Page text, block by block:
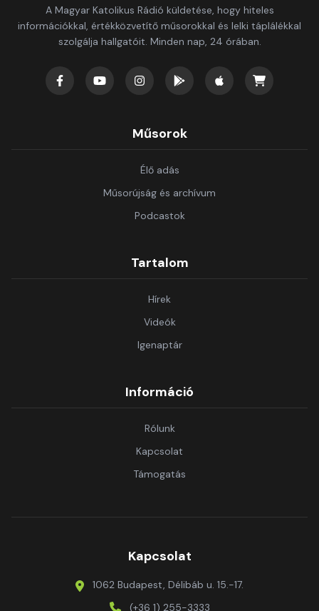
A Magyar Katolikus Rádió küldetése, hogy hiteles
információkkal, értékközvetítő műsorokkal és lelki táplálékkal
szolgálja hallgatóit. Minden nap, 24 órában.
Műsorok
Élő adás
Műsorújság és archívum
Podcastok
Tartalom
Hírek
Videók
Igenaptár
Információ
Rólunk
Kapcsolat
Támogatás
Kapcsolat
1062 Budapest, Délibáb u. 15.-17.
(+36 1) 255-3333